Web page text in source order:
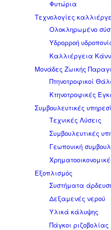
Φυτώρια
Τεχνολογίες
Ολοκληρωμένο
Υδρορροή
Καλλιέργεια
Μονάδες Ζωικής
Πτηνοτροφικοί
Κτηνοτροφικές
Συμβουλευτικές
Τεχνικές Λύσεις
Συμβουλευτικές
Γεωπονική
Εξοπλισμός
Συστήματα
Δεξαμενές νερού
Υλικά κάλυψης
Πάγκοι ριζοβολίας